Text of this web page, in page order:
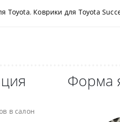
Toyota, Коврики для Toyota
в салон
Форма